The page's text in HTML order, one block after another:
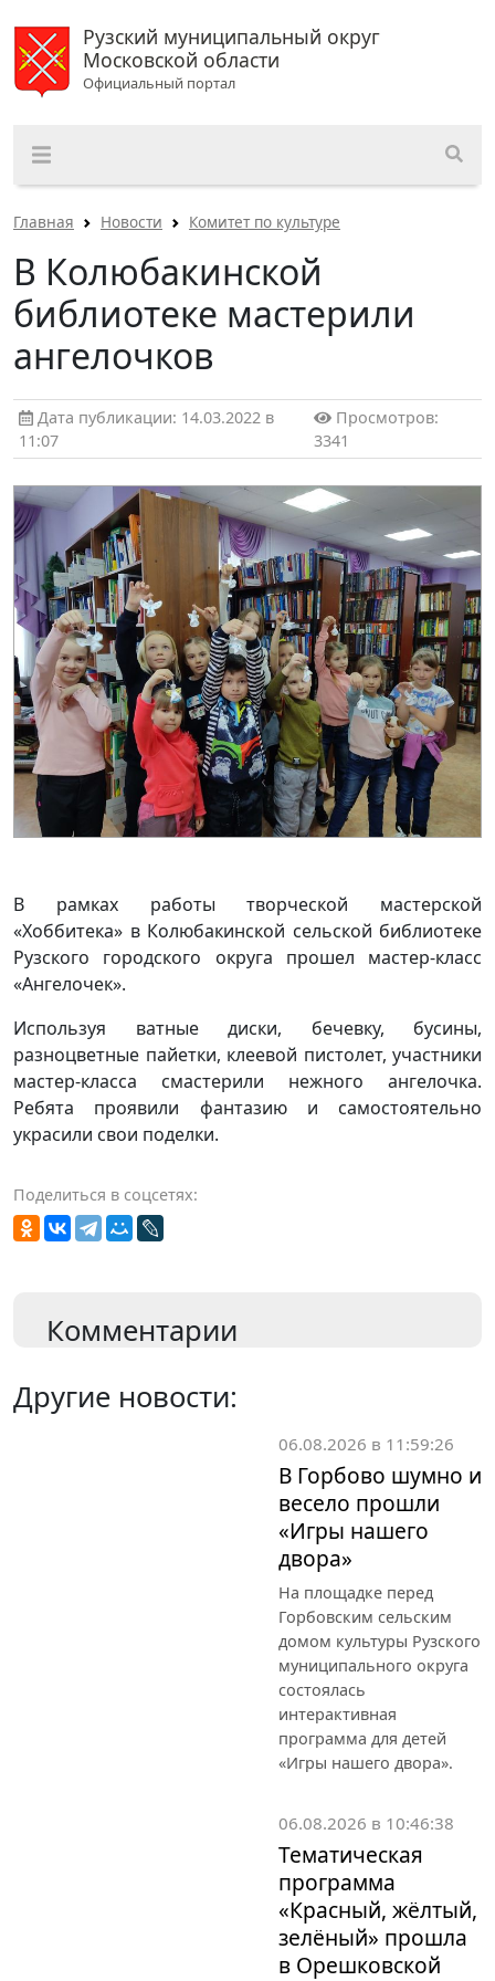
Рузский муниципальный округ
Московской области
Официальный портал
Главная Новости Комитет по культуре
В Колюбакинской
библиотеке мастерили
ангелочков
Дата публикации: 14.03.2022 в
11:07
Просмотров:
3341
В рамках работы творческой мастерской
«Хоббитека» в Колюбакинской сельской библиотеке
Рузского городского округа прошел мастер-класс
«Ангелочек».
Используя ватные диски, бечевку, бусины,
разноцветные пайетки, клеевой пистолет, участники
мастер-класса смастерили нежного ангелочка.
Ребята проявили фантазию и самостоятельно
украсили свои поделки.
Поделиться в соцсетях:
Комментарии
Другие новости:
06.08.2026 в 11:59:26
В Горбово шумно и
весело прошли
«Игры нашего
двора»
На площадке перед
Горбовским сельским
домом культуры Рузского
муниципального округа
состоялась
интерактивная
программа для детей
«Игры нашего двора».
06.08.2026 в 10:46:38
Тематическая
программа
«Красный, жёлтый,
зелёный» прошла
в Орешковской